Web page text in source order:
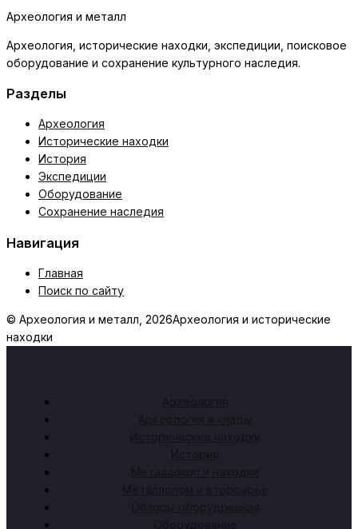
Археология и металл
Археология, исторические находки, экспедиции, поисковое
оборудование и сохранение культурного наследия.
Разделы
Археология
Исторические находки
История
Экспедиции
Оборудование
Сохранение наследия
Навигация
Главная
Поиск по сайту
© Археология и металл, 2026Археология и исторические
находки
Археология
Археология и клады
Исторические находки
История
Металлокоп и находки
Металлолом и вторсырьё
Обзоры оборудования
Оборудование